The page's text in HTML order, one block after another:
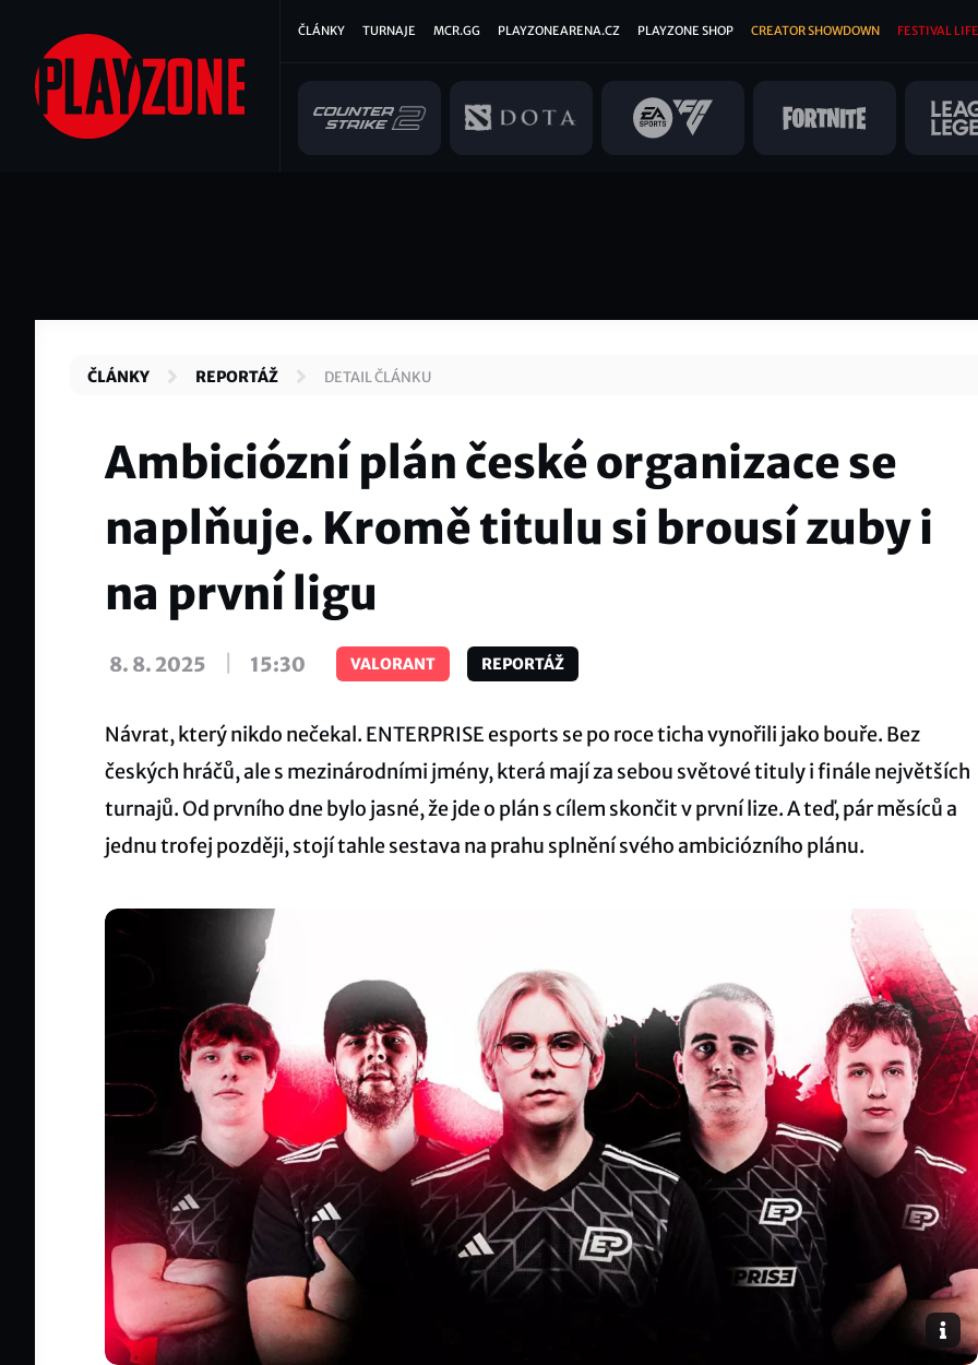
hlavnímu
obsahu
Hlavní
ČLÁNKY TURNAJE MCR.GG PLAYZONEARENA.CZ PLAYZONE SHOP CREATOR SHOWDOWN FESTIVAL
ČLÁNKY REPORTÁŽ DETAIL ČLÁNKU
Ambiciózní plán české organizace se
naplňuje. Kromě titulu si brousí zuby i
na první ligu
8. 8. 2025 15:30 VALORANT REPORTÁŽ
Návrat, který nikdo nečekal. ENTERPRISE esports se po roce ticha vynořili jako bouře. Bez
českých hráčů, ale s mezinárodními jmény, která mají za sebou světové tituly i finále největších
turnajů. Od prvního dne bylo jasné, že jde o plán s cílem skončit v první lize. A teď, pár měsíců a
jednu trofej později, stojí tahle sestava na prahu splnění svého ambiciózního plánu.